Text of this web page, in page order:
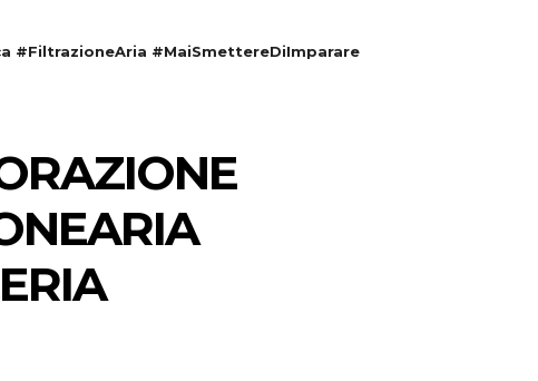
#FiltrazioneAria #MaiSmettereDiImparare